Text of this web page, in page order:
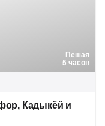
Пешая
5 часов
Кадыкёй и